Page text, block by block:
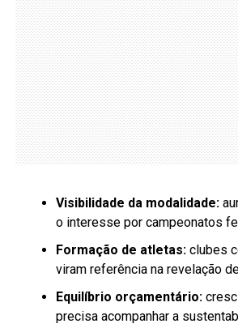
Visibilidade da modalidade:
o interesse por campeonatos
Formação de atletas:clubes
viram referência na revelação
Equilíbrio orçamentário:
precisa acompanhar a